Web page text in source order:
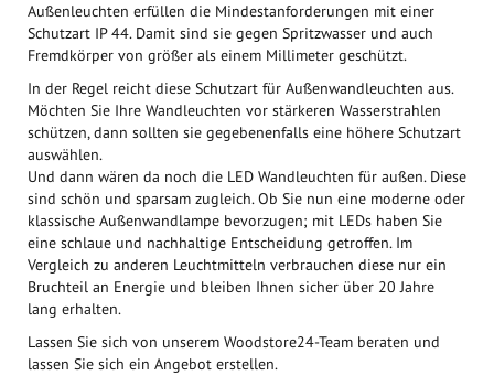
Außenleuchten erfüllen die Mindestanforderungen mit einer
Schutzart IP 44. Damit sind sie gegen Spritzwasser und auch
Fremdkörper von größer als einem Millimeter geschützt.
In der Regel reicht diese Schutzart für Außenwandleuchten aus.
Möchten Sie Ihre Wandleuchten vor stärkeren Wasserstrahlen
schützen, dann sollten sie gegebenenfalls eine höhere Schutzart
auswählen.
Und dann wären da noch die LED Wandleuchten für außen. Diese
sind schön und sparsam zugleich. Ob Sie nun eine moderne oder
klassische Außenwandlampe bevorzugen; mit LEDs haben Sie
eine schlaue und nachhaltige Entscheidung getroffen. Im
Vergleich zu anderen Leuchtmitteln verbrauchen diese nur ein
Bruchteil an Energie und bleiben Ihnen sicher über 20 Jahre
lang erhalten.
Lassen Sie sich von unserem Woodstore24-Team beraten und
lassen Sie sich ein Angebot erstellen.